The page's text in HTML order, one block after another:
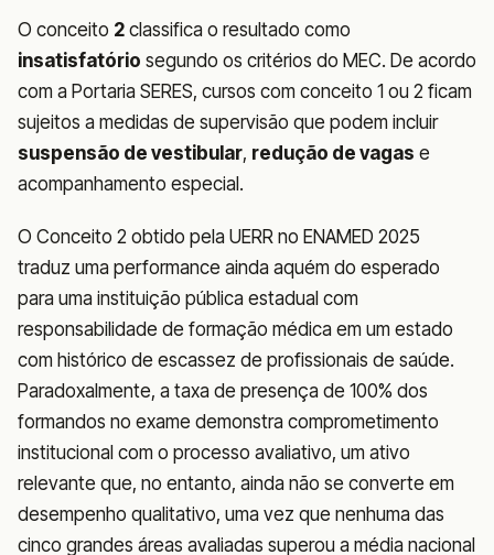
O conceito 2 classifica o resultado como
insatisfatório segundo os critérios do MEC. De acordo
com a Portaria SERES, cursos com conceito 1 ou 2 ficam
sujeitos a medidas de supervisão que podem incluir
suspensão de vestibular, redução de vagas e
acompanhamento especial.
O Conceito 2 obtido pela UERR no ENAMED 2025
traduz uma performance ainda aquém do esperado
para uma instituição pública estadual com
responsabilidade de formação médica em um estado
com histórico de escassez de profissionais de saúde.
Paradoxalmente, a taxa de presença de 100% dos
formandos no exame demonstra comprometimento
institucional com o processo avaliativo, um ativo
relevante que, no entanto, ainda não se converte em
desempenho qualitativo, uma vez que nenhuma das
cinco grandes áreas avaliadas superou a média nacional